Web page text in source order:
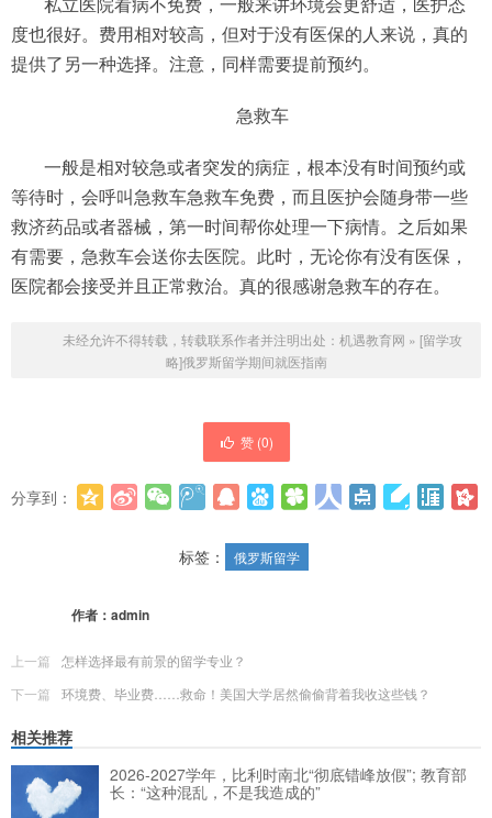
度也很好。费用相对较高，但对于没有医保的人来说，真的
提供了另一种选择。注意，同样需要提前预约。
急救车
一般是相对较急或者突发的病症，根本没有时间预约或
等待时，会呼叫急救车急救车免费，而且医护会随身带一些
救济药品或者器械，第一时间帮你处理一下病情。之后如果
有需要，急救车会送你去医院。此时，无论你有没有医保，
医院都会接受并且正常救治。真的很感谢急救车的存在。
未经允许不得转载，转载联系作者并注明出处： 机遇教育网 » [留学攻
略]俄罗斯留学期间就医指南
赞 (0)
分享到：
标签：
俄罗斯留学
作者： admin
上一篇
怎样选择最有前景的留学专业？
下一篇
环境费、毕业费……​救命！美国大学居然偷偷背着我收这些钱？
相关推荐
2026-2027学年，比利时南北“彻底错峰放假”; 教育部
长：“这种混乱，不是我造成的”